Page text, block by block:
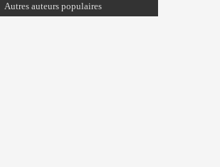
Autres auteurs populaires